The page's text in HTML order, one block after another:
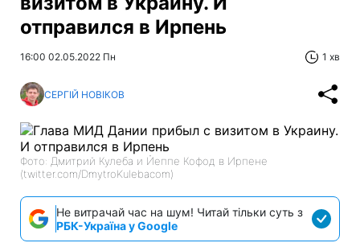
отправился в Ирпень
16:00 02.05.2022 Пн 1 хв
СЕРГІЙ НОВІКОВ
Фото: Дмитрий Кулеба и Йеппе Кофод в Ирпене
(twitter.com/DmytroKulebacom)
Не витрачай час на шум! Читай тільки суть з
РБК-Україна у Google